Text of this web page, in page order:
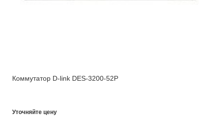
Коммутатор D-link DES-3200-52P
Уточняйте цену